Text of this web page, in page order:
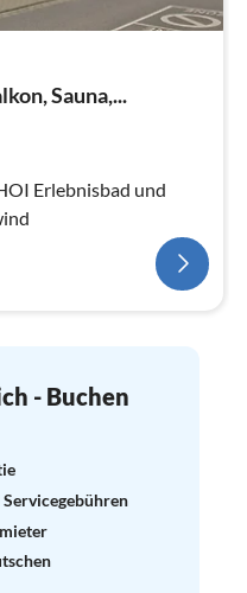
Sauna,...
Erlebnisbad und
- Buchen